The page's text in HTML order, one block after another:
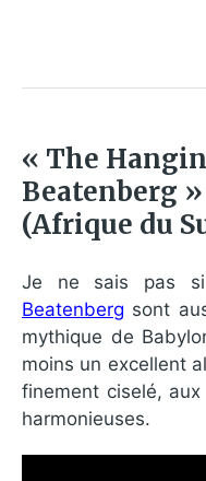
« The
Beatenberg
(Afrique du
Je ne sais pas si
Beatenberg sont
mythique de
moins un excellent
finement ciselé,
harmonieuses.